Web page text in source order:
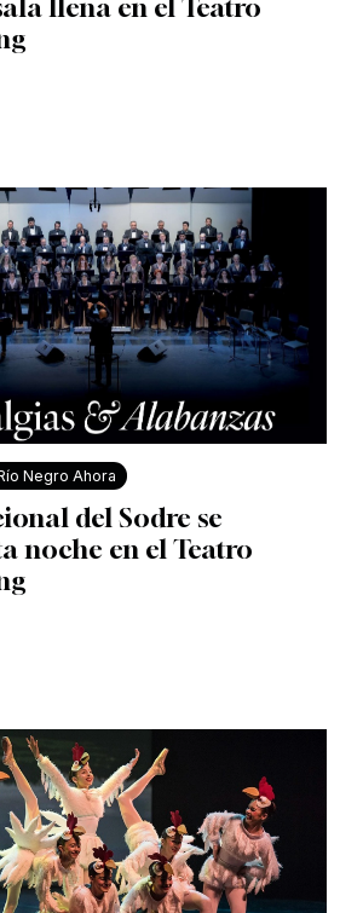
llena en el Teatro
Negro Ahora
del Sodre se
noche en el Teatro